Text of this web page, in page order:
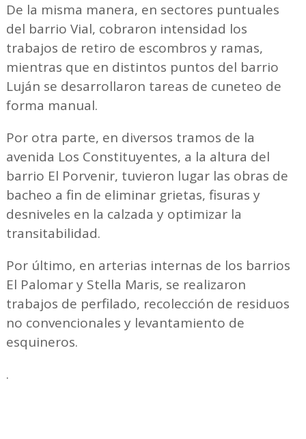
De la misma manera, en sectores puntuales
del barrio Vial, cobraron intensidad los
trabajos de retiro de escombros y ramas,
mientras que en distintos puntos del barrio
Luján se desarrollaron tareas de cuneteo de
forma manual.
Por otra parte, en diversos tramos de la
avenida Los Constituyentes, a la altura del
barrio El Porvenir, tuvieron lugar las obras de
bacheo a fin de eliminar grietas, fisuras y
desniveles en la calzada y optimizar la
transitabilidad.
Por último, en arterias internas de los barrios
El Palomar y Stella Maris, se realizaron
trabajos de perfilado, recolección de residuos
no convencionales y levantamiento de
esquineros.
.